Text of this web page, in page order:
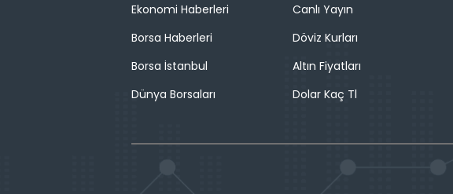
Ekonomi Haberleri
Borsa Haberleri
Borsa İstanbul
Dünya Borsaları
Canlı Yayın
Döviz Kurları
Altın Fiyatları
Dolar Kaç Tl